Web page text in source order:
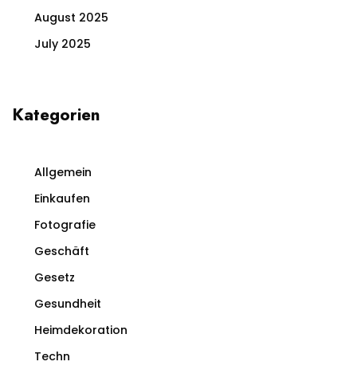
August 2025
July 2025
Kategorien
Allgemein
Einkaufen
Fotografie
Geschäft
Gesetz
Gesundheit
Heimdekoration
Techn